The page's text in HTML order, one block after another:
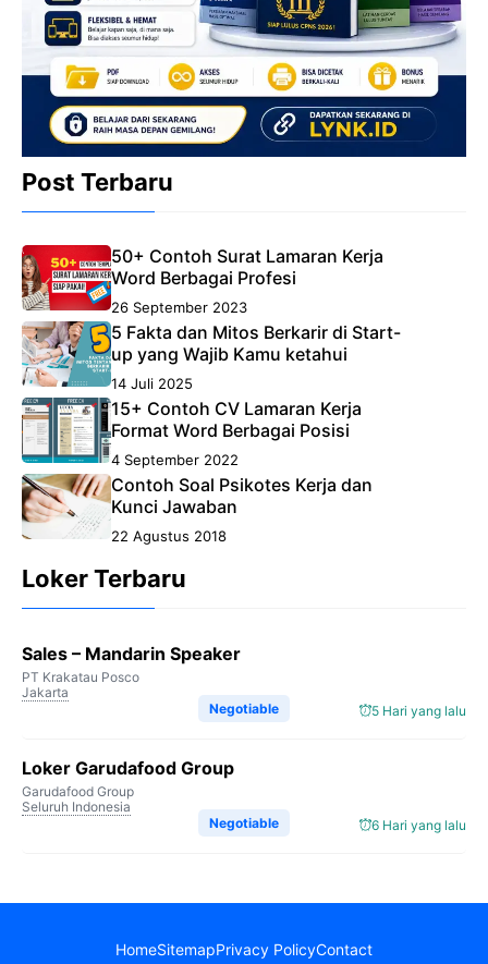
Post Terbaru
50+ Contoh Surat Lamaran Kerja
Word Berbagai Profesi
26 September 2023
5 Fakta dan Mitos Berkarir di Start-
up yang Wajib Kamu ketahui
14 Juli 2025
15+ Contoh CV Lamaran Kerja
Format Word Berbagai Posisi
4 September 2022
Contoh Soal Psikotes Kerja dan
Kunci Jawaban
22 Agustus 2018
Loker Terbaru
Sales – Mandarin Speaker
PT Krakatau Posco
Jakarta
5 Hari yang lalu
Negotiable
Loker Garudafood Group
Garudafood Group
Seluruh Indonesia
6 Hari yang lalu
Negotiable
HomeSitemapPrivacy PolicyContact